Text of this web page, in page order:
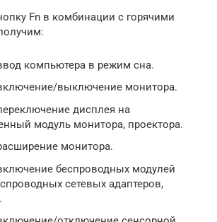
Fn в комбинации с горячими
компьютера в режим сна.
выключение монитора.
дисплея на
модуль монитора, проектора.
монитора.
беспроводных модулей
сетевых адаптеров,